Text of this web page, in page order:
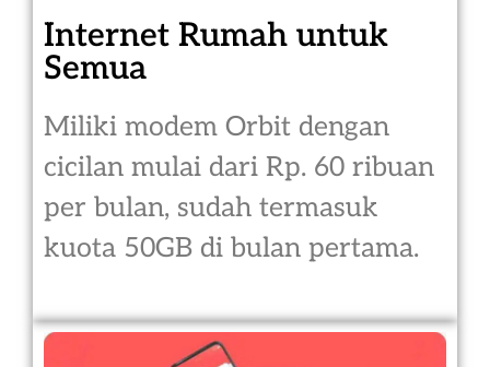
Internet Rumah untuk
Semua
Miliki modem Orbit dengan
cicilan mulai dari Rp. 60 ribuan
per bulan, sudah termasuk
kuota 50GB di bulan pertama.